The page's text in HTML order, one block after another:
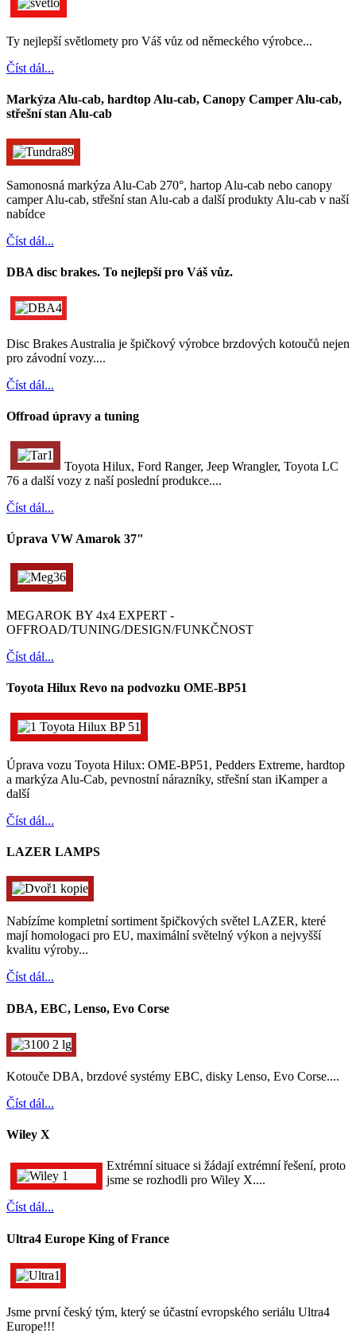
Ty nejlepší světlomety pro Váš vůz od německého výrobce...
Číst dál...
Markýza Alu-cab, hardtop Alu-cab, Canopy Camper Alu-cab,
střešní stan Alu-cab
Samonosná markýza Alu-Cab 270°, hartop Alu-cab nebo canopy
camper Alu-cab, střešní stan Alu-cab a další produkty Alu-cab v naší
nabídce
Číst dál...
DBA disc brakes. To nejlepší pro Váš vůz.
Disc Brakes Australia je špičkový výrobce brzdových kotoučů nejen
pro závodní vozy....
Číst dál...
Offroad úpravy a tuning
Toyota Hilux, Ford Ranger, Jeep Wrangler, Toyota LC
76 a další vozy z naší poslední produkce....
Číst dál...
Úprava VW Amarok 37"
MEGAROK BY 4x4 EXPERT -
OFFROAD/TUNING/DESIGN/FUNKČNOST
Číst dál...
Toyota Hilux Revo na podvozku OME-BP51
Úprava vozu Toyota Hilux: OME-BP51, Pedders Extreme, hardtop
a markýza Alu-Cab, pevnostní nárazníky, střešní stan iKamper a
další
Číst dál...
LAZER LAMPS
Nabízíme kompletní sortiment špičkových světel LAZER, které
mají homologaci pro EU, maximální světelný výkon a nejvyšší
kvalitu výroby...
Číst dál...
DBA, EBC, Lenso, Evo Corse
Kotouče DBA, brzdové systémy EBC, disky Lenso, Evo Corse....
Číst dál...
Wiley X
Extrémní situace si žádají extrémní řešení, proto
jsme se rozhodli pro Wiley X....
Číst dál...
Ultra4 Europe King of France
Jsme první český tým, který se účastní evropského seriálu Ultra4
Europe!!!